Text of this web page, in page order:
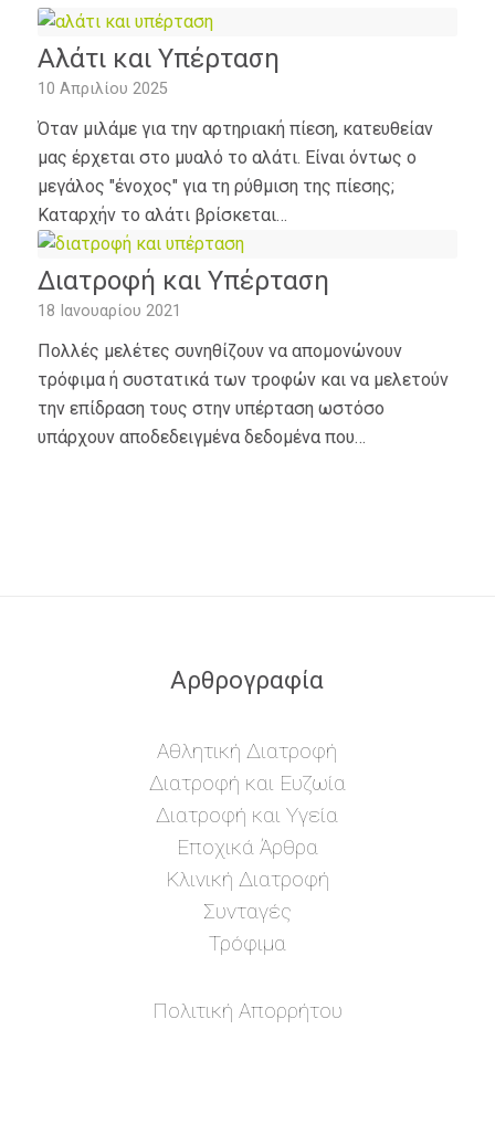
Αλάτι και Υπέρταση
10 Απριλίου 2025
Όταν μιλάμε για την αρτηριακή πίεση, κατευθείαν
μας έρχεται στο μυαλό το αλάτι. Είναι όντως ο
μεγάλος "ένοχος" για τη ρύθμιση της πίεσης;
Καταρχήν το αλάτι βρίσκεται…
Διατροφή και Υπέρταση
18 Ιανουαρίου 2021
Πολλές μελέτες συνηθίζουν να απομονώνουν
τρόφιμα ή συστατικά των τροφών και να μελετούν
την επίδραση τους στην υπέρταση ωστόσο
υπάρχουν αποδεδειγμένα δεδομένα που…
Αρθρογραφία
Αθλητική Διατροφή
Διατροφή και Ευζωία
Διατροφή και Υγεία
Εποχικά Άρθρα
Κλινική Διατροφή
Συνταγές
Τρόφιμα
Πολιτική Απορρήτου